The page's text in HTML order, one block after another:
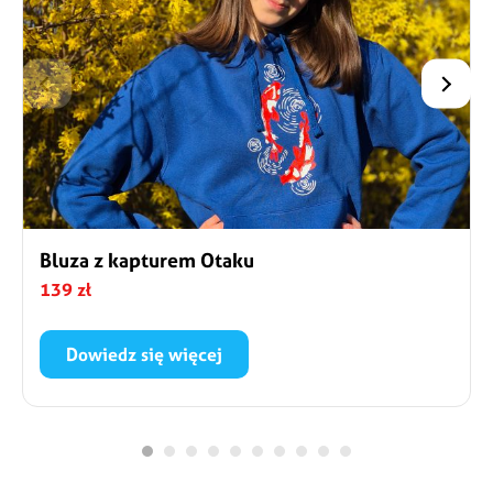
Bluza z kapturem Otaku
139 zł
Dowiedz się więcej
nadrukiem. Nadruk przedstawia karpie koi – słynny